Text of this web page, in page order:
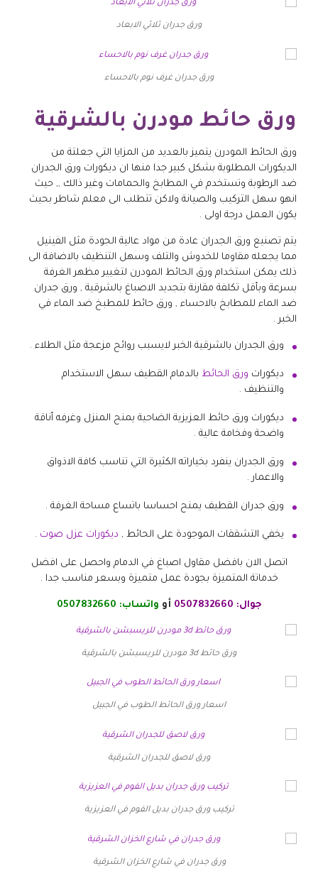
ورق جدران ثلاثي الابعاد
ورق جدران غرف نوم بالاحساء
ورق حائط مودرن بالشرقية
ورق الحائط المودرن يتميز بالعديد من المزايا التي جعلتة من
الديكورات المطلوبة بشكل كبير جدا منها ان ديكورات ورق الجدران
ضد الرطوبة وتستخدم في المطابخ والحمامات وغير ذالك ,, حيث
انهو سهل التركيب والصيانة ولاكن تتطلب الى معلم شاطر بحيث
يكون العمل درجة اولى .
يتم تصنيع ورق الجدران عادة من مواد عالية الجودة مثل الفينيل
مما يجعله مقاوما للخدوش والتلف وسهل التنظيف بالاضافة الى
ذلك يمكن استخدام ورق الحائط المودرن لتغيير مظهر الغرفة
بسرعة وبأقل تكلفة مقارنة بتجديد الاصباغ بالشرقية , ورق جدران
ضد الماء للمطابخ بالاحساء , ورق حائط للمطبخ ضد الماء في
الخبر .
ورق الجدران بالشرقية الخبر لايسبب روائح مزعجة مثل الطلاء .
ديكورات ورق الحائط بالدمام القطيف سهل الاستخدام
والتنظيف .
ديكورات ورق حائط العزيزية الضاحية يمنح المنزل وغرفه أناقة
واضحة وفخامة عالية .
ورق الجدران ينفرد بخياراته الكثيرة التي تناسب كافة الاذواق
والاعمار .
ورق جدران القطيف يمنح احساسا باتساع مساحة الغرفة .
يخفي التشققات الموجودة على الحائط , ديكورات عزل صوت .
اتصل الان بافضل مقاول اصباغ في الدمام واحصل على افضل
خدماتة المتميزة بجودة عمل متميزة وبسعر مناسب جدا .
جوال: 0507832660 أو واتساب: 0507832660
ورق حائط 3d مودرن للريسبشن بالشرقية
اسعار ورق الحائط الطوب في الجبيل
ورق لاصق للجدران الشرقية
تركيب ورق جدران بديل الفوم في العزيزية
ورق جدران في شارع الخزان الشرقية